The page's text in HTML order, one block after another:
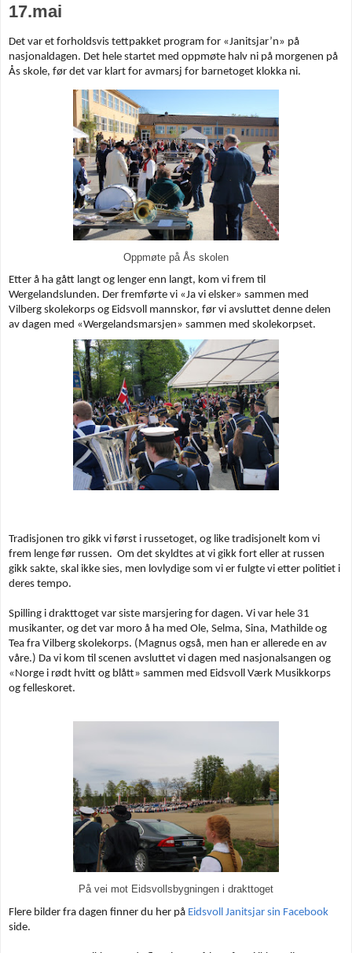
17.mai
Det var et forholdsvis tettpakket program for «Janitsjar’n» på
nasjonaldagen. Det hele startet med oppmøte halv ni på morgenen på
Ås skole, før det var klart for avmarsj for barnetoget klokka ni.
Oppmøte på Ås skolen
Etter å ha gått langt og lenger enn langt, kom vi frem til
Wergelandslunden. Der fremførte vi «Ja vi elsker» sammen med
Vilberg skolekorps og Eidsvoll mannskor, før vi avsluttet denne delen
av dagen med «Wergelandsmarsjen» sammen med skolekorpset.
Tradisjonen tro gikk vi først i russetoget, og like tradisjonelt kom vi
frem lenge før russen. Om det skyldtes at vi gikk fort eller at russen
gikk sakte, skal ikke sies, men lovlydige som vi er fulgte vi etter politiet i
deres tempo.
Spilling i drakttoget var siste marsjering for dagen. Vi var hele 31
musikanter, og det var moro å ha med Ole, Selma, Sina, Mathilde og
Tea fra Vilberg skolekorps. (Magnus også, men han er allerede en av
våre.) Da vi kom til scenen avsluttet vi dagen med nasjonalsangen og
«Norge i rødt hvitt og blått» sammen med Eidsvoll Værk Musikkorps
og felleskoret.
På vei mot Eidsvollsbygningen i drakttoget
Flere bilder fra dagen finner du her på Eidsvoll Janitsjar sin Facebook
side.